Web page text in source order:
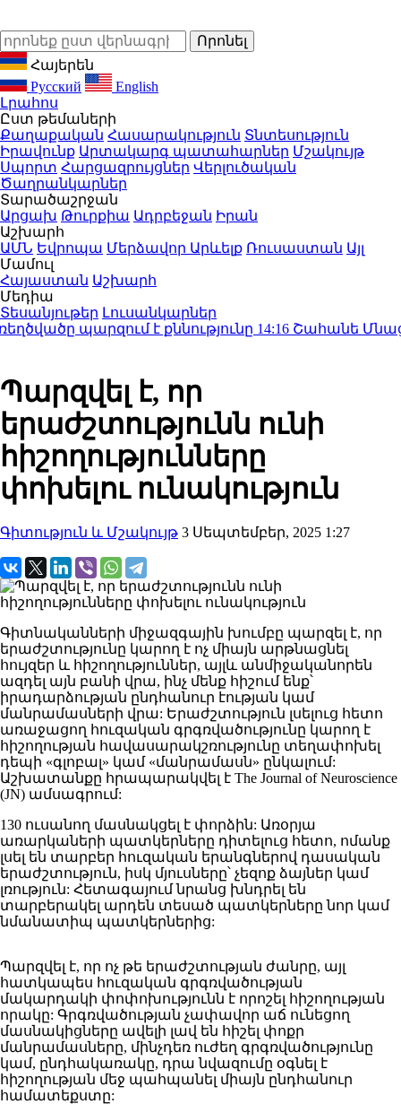
Հայերեն
Русский
English
Լրահոս
Ըստ թեմաների
Քաղաքական Հասարակություն Տնտեսություն
Իրավունք Արտակարգ պատահարներ Մշակույթ
Սպորտ Հարցազրույցներ Վերլուծական
Ծաղրանկարներ
Տարածաշրջան
Արցախ Թուրքիա Ադրբեջան Իրան
Աշխարհ
ԱՄՆ Եվրոպա Մերձավոր Արևելք Ռուսաստան Այլ
Մամուլ
Հայաստան Աշխարհ
Մեդիա
Տեսանյութեր Լուսանկարներ
պարզում է քննությունը14:16 Շահանե
Պարզվել է, որ
երաժշտությունն ունի
հիշողությունները
փոխելու ունակություն
Գիտություն և Մշակույթ 3 Սեպտեմբեր, 2025 1:27
Գիտնականների միջազգային խումբը պարզել է, որ
երաժշտությունը կարող է ոչ միայն արթնացնել
հույզեր և հիշողություններ, այլև անմիջականորեն
ազդել այն բանի վրա, ինչ մենք հիշում ենք՝
իրադարձության ընդհանուր էության կամ
մանրամասների վրա: Երաժշտություն լսելուց հետո
առաջացող հուզական գրգռվածությունը կարող է
հիշողության հավասարակշռությունը տեղափոխել
դեպի «գլոբալ» կամ «մանրամասն» ընկալում:
Աշխատանքը հրապարակվել է The Journal of Neuroscience
(JN) ամսագրում:
130 ուսանող մասնակցել է փորձին: Առօրյա
առարկաների պատկերները դիտելուց հետո, ոմանք
լսել են տարբեր հուզական երանգներով դասական
երաժշտություն, իսկ մյուսները՝ չեզոք ձայներ կամ
լռություն: Հետագայում նրանց խնդրել են
տարբերակել արդեն տեսած պատկերները նոր կամ
նմանատիպ պատկերներից:
Պարզվել է, որ ոչ թե երաժշտության ժանրը, այլ
հատկապես հուզական գրգռվածության
մակարդակի փոփոխությունն է որոշել հիշողության
որակը: Գրգռվածության չափավոր աճ ունեցող
մասնակիցները ավելի լավ են հիշել փոքր
մանրամասները, մինչդեռ ուժեղ գրգռվածությունը
կամ, ընդհակառակը, դրա նվազումը օգնել է
հիշողության մեջ պահպանել միայն ընդհանուր
համատեքստը: